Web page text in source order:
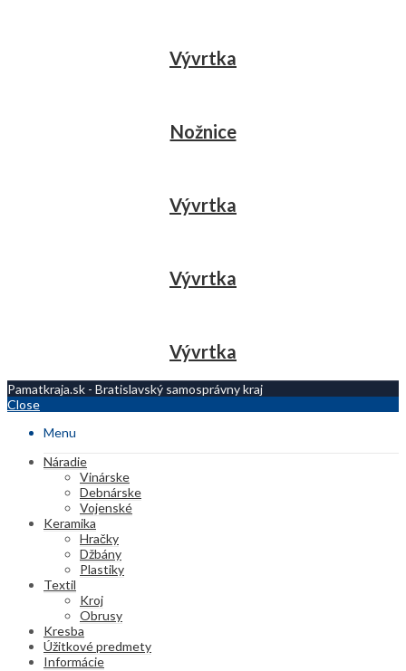
Vývrtka
Nožnice
Vývrtka
Vývrtka
Vývrtka
Pamatkraja.sk - Bratislavský samosprávny kraj
Close
Menu
Náradie
Vinárske
Debnárske
Vojenské
Keramika
Hračky
Džbány
Plastiky
Textil
Kroj
Obrusy
Kresba
Úžitkové predmety
Informácie